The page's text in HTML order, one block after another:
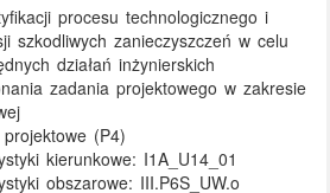
procesu technologicznego i
szkodliwych zanieczyszczeń w celu
działań inżynierskich
zadania projektowego w zakresie
(P4)
kierunkowe: I1A_U14_01
obszarowe: III.P6S_UW.o